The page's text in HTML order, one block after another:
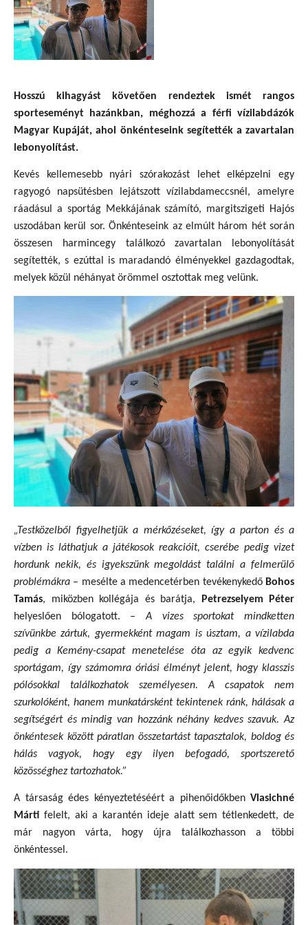
Hosszú kihagyást követően rendeztek ismét rangos
sporteseményt hazánkban, méghozzá a férfi vízilabdázók
Magyar Kupáját, ahol önkénteseink segítették a zavartalan
lebonyolítást.
Kevés kellemesebb nyári szórakozást lehet elképzelni egy
ragyogó napsütésben lejátszott vízilabdameccsnél, amelyre
ráadásul a sportág Mekkájának számító, margitszigeti Hajós
uszodában kerül sor. Önkénteseink az elmúlt három hét során
összesen harmincegy találkozó zavartalan lebonyolítását
segítették, s ezúttal is maradandó élményekkel gazdagodtak,
melyek közül néhányat örömmel osztottak meg velünk.
„Testközelből figyelhetjük a mérkőzéseket, így a parton és a
vízben is láthatjuk a játékosok reakcióit, cserébe pedig vizet
hordunk nekik, és igyekszünk megoldást találni a felmerülő
problémákra – mesélte a medencetérben tevékenykedő Bohos
Tamás, miközben kollégája és barátja,
Petrezselyem Péter
helyeslően bólogatott. – A vizes sportokat mindketten
szívünkbe zártuk, gyermekként magam is úsztam, a vízilabda
pedig a Kemény-csapat menetelése óta az egyik kedvenc
sportágam, így számomra óriási élményt jelent, hogy klasszis
pólósokkal találkozhatok személyesen. A csapatok nem
szurkolóként, hanem munkatársként tekintenek ránk, hálásak a
segítségért és mindig van hozzánk néhány kedves szavuk. Az
önkéntesek között páratlan összetartást tapasztalok, boldog és
hálás vagyok, hogy egy ilyen befogadó, sportszerető
közösséghez tartozhatok.”
A társaság édes kényeztetéséért a pihenőidőkben Vlasichné
Márti felelt, aki a karantén ideje alatt sem tétlenkedett, de
már nagyon várta, hogy újra találkozhasson a többi
önkéntessel.